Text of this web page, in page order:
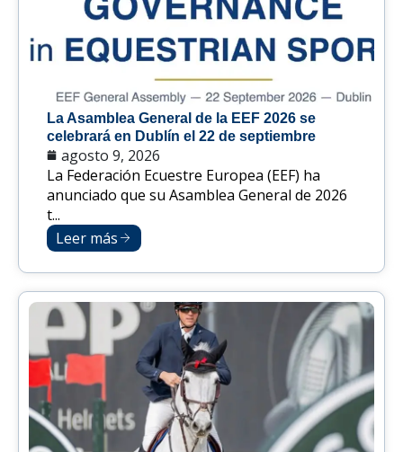
La Asamblea General de la EEF 2026 se
celebrará en Dublín el 22 de septiembre
agosto 9, 2026
La Federación Ecuestre Europea (EEF) ha
anunciado que su Asamblea General de 2026
t...
Leer más